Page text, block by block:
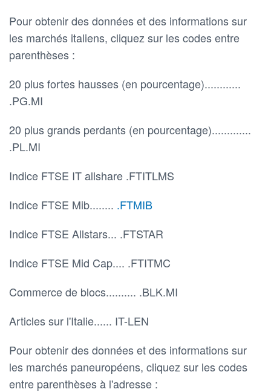
Pour obtenir des données et des informations sur
les marchés italiens, cliquez sur les codes entre
parenthèses :
20 plus fortes hausses (en pourcentage)............
.PG.MI
20 plus grands perdants (en pourcentage).............
.PL.MI
Indice FTSE IT allshare .FTITLMS
Indice FTSE Mib........ .FTMIB
Indice FTSE Allstars... .FTSTAR
Indice FTSE Mid Cap.... .FTITMC
Commerce de blocs.......... .BLK.MI
Articles sur l'Italie...... IT-LEN
Pour obtenir des données et des informations sur
les marchés paneuropéens, cliquez sur les codes
entre parenthèses à l'adresse :